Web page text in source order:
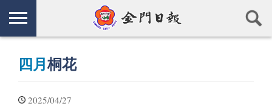
四月桐花
2025/04/27